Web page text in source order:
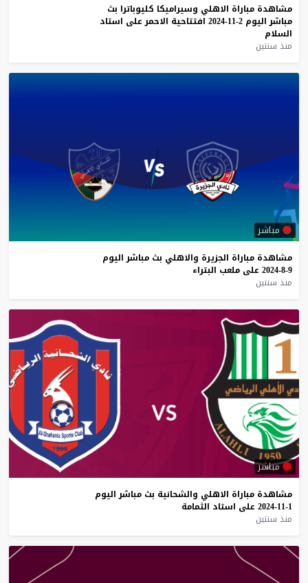
مشاهدة مباراة الاهلي وسيراميكا كليوباترا بث
مباشر اليوم 2-11-2024 افتتاحية الاحمر على استاد
السلام
منذ سنتين
مباشر
مشاهدة مباراة الجزيرة والاهلي بث مباشر اليوم
9-8-2024
على ملعب البتراء
منذ سنتين
مباشر
مشاهدة مباراة الاهلي والشحانية بث مباشر اليوم
1-11-2024
على استاد الثمامة
منذ سنتين